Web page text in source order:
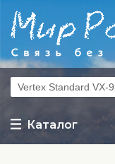
Каталог